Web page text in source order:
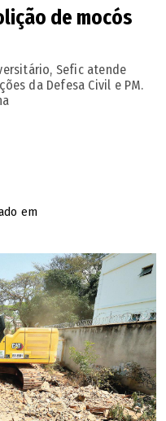
de mocós
Sefic atende
da Defesa Civil e PM.
em